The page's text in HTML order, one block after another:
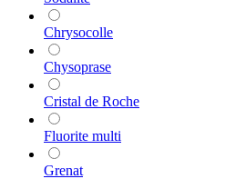
Chrysocolle
Chysoprase
Cristal de Roche
Fluorite multi
Grenat